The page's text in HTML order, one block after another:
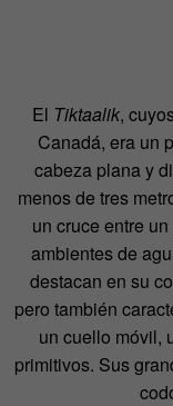
El Tiktaalik,
Canadá, era un
cabeza plana y
menos de tres
un cruce entre
ambientes de
destacan en su
pero también
un cuello móvil,
primitivos. Sus